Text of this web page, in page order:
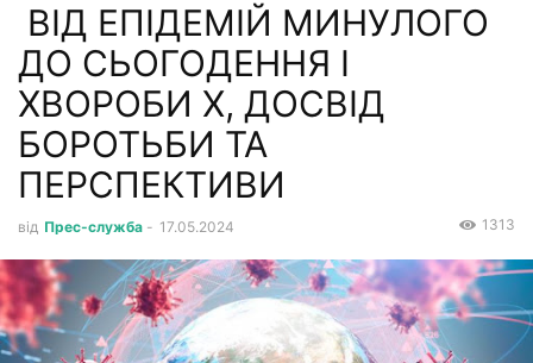
ВІД ЕПІДЕМІЙ МИНУЛОГО
ДО СЬОГОДЕННЯ І
ХВОРОБИ Х, ДОСВІД
БОРОТЬБИ ТА
ПЕРСПЕКТИВИ
від Прес-служба - 17.05.2024 1313